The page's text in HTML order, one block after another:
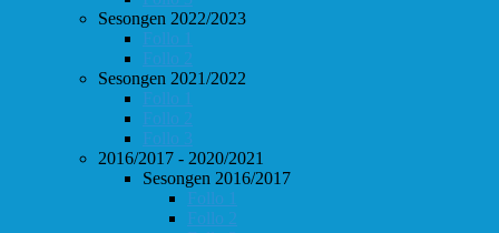
Sesongen 2022/2023
Follo 1
Follo 2
Sesongen 2021/2022
Follo 1
Follo 2
Follo 3
2016/2017 - 2020/2021
Sesongen 2016/2017
Follo 1
Follo 2